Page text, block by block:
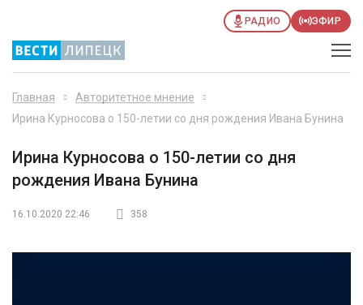
РАДИО ЭФИР
Главная
Авторитетное мнение
Ирина Курносова о 150-летии со дня рождения Ивана Бунина
Ирина Курносова о 150-летии со дня
рождения Ивана Бунина
16.10.2020 22:46 358